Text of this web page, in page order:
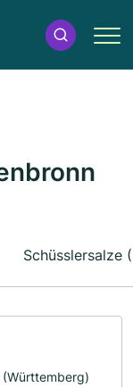
Schüsslersalze
(Württemberg)